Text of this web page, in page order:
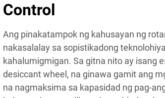
Control
Ang pinakatampok ng kahusayan ng
nakasalalay sa sopistikadong
kahalumigmigan. Sa gitna nito ay isang
desiccant wheel, na ginawa gamit ang
na nagmaksima sa kapasidad ng pag-